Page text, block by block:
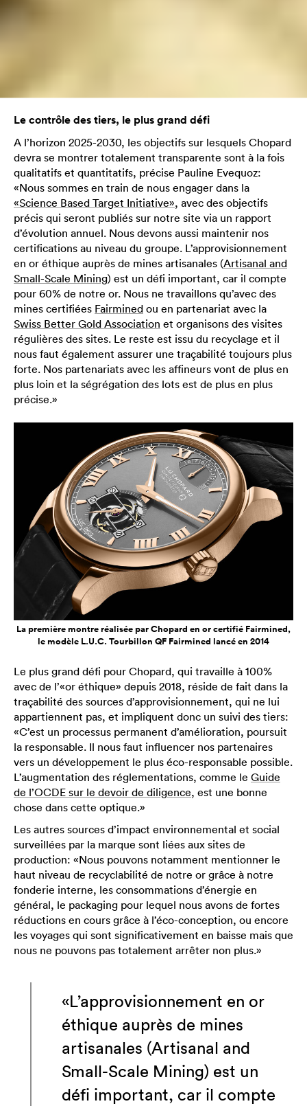
Le contrôle des tiers, le plus grand défi
A l’horizon 2025-2030, les objectifs sur lesquels Chopard
devra se montrer totalement transparente sont à la fois
qualitatifs et quantitatifs, précise Pauline Evequoz:
«Nous sommes en train de nous engager dans la
«Science Based Target Initiative», avec des objectifs
précis qui seront publiés sur notre site via un rapport
d’évolution annuel. Nous devons aussi maintenir nos
certifications au niveau du groupe. L’approvisionnement
en or éthique auprès de mines artisanales (Artisanal and
Small-Scale Mining) est un défi important, car il compte
pour 60% de notre or. Nous ne travaillons qu’avec des
mines certifiées Fairmined ou en partenariat avec la
Swiss Better Gold Association et organisons des visites
régulières des sites. Le reste est issu du recyclage et il
nous faut également assurer une traçabilité toujours plus
forte. Nos partenariats avec les affineurs vont de plus en
plus loin et la ségrégation des lots est de plus en plus
précise.»
La première montre réalisée par Chopard en or certifié Fairmined,
le modèle L.U.C. Tourbillon QF Fairmined lancé en 2014
Le plus grand défi pour Chopard, qui travaille à 100%
avec de l’«or éthique» depuis 2018, réside de fait dans la
traçabilité des sources d’approvisionnement, qui ne lui
appartiennent pas, et impliquent donc un suivi des tiers:
«C’est un processus permanent d’amélioration, poursuit
la responsable. Il nous faut influencer nos partenaires
vers un développement le plus éco-responsable possible.
L’augmentation des réglementations, comme le Guide
de l’OCDE sur le devoir de diligence, est une bonne
chose dans cette optique.»
Les autres sources d’impact environnemental et social
surveillées par la marque sont liées aux sites de
production: «Nous pouvons notamment mentionner le
haut niveau de recyclabilité de notre or grâce à notre
fonderie interne, les consommations d’énergie en
général, le packaging pour lequel nous avons de fortes
réductions en cours grâce à l’éco-conception, ou encore
les voyages qui sont significativement en baisse mais que
nous ne pouvons pas totalement arrêter non plus.»
«L’approvisionnement en or
éthique auprès de mines
artisanales (Artisanal and
Small-Scale Mining) est un
défi important, car il compte